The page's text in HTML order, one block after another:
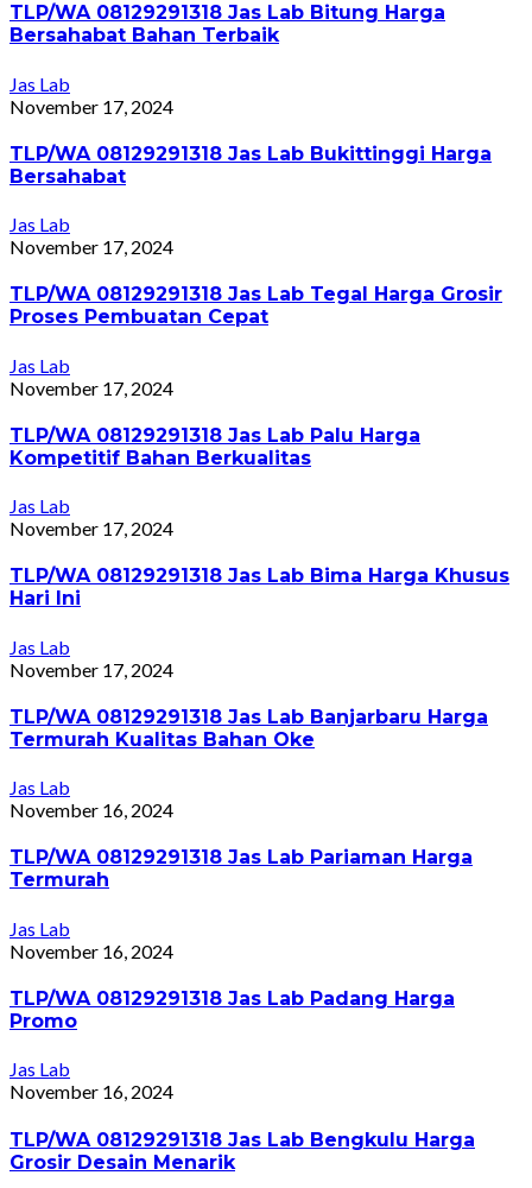
TLP/WA 08129291318 Jas Lab Bitung Harga
Bersahabat Bahan Terbaik
Jas Lab
November 17, 2024
TLP/WA 08129291318 Jas Lab Bukittinggi Harga
Bersahabat
Jas Lab
November 17, 2024
TLP/WA 08129291318 Jas Lab Tegal Harga Grosir
Proses Pembuatan Cepat
Jas Lab
November 17, 2024
TLP/WA 08129291318 Jas Lab Palu Harga
Kompetitif Bahan Berkualitas
Jas Lab
November 17, 2024
TLP/WA 08129291318 Jas Lab Bima Harga Khusus
Hari Ini
Jas Lab
November 17, 2024
TLP/WA 08129291318 Jas Lab Banjarbaru Harga
Termurah Kualitas Bahan Oke
Jas Lab
November 16, 2024
TLP/WA 08129291318 Jas Lab Pariaman Harga
Termurah
Jas Lab
November 16, 2024
TLP/WA 08129291318 Jas Lab Padang Harga
Promo
Jas Lab
November 16, 2024
TLP/WA 08129291318 Jas Lab Bengkulu Harga
Grosir Desain Menarik